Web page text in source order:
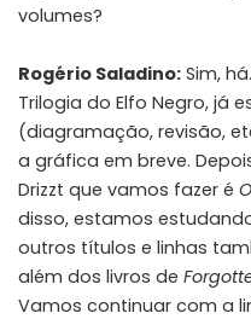
volumes?
Rogério Saladino: Sim, há.
Trilogia do Elfo Negro, já
(diagramação, revisão,
a gráfica em breve.
Drizzt que vamos fazer é O
disso, estamos
outros títulos e linhas
além dos livros de
Vamos continuar com a